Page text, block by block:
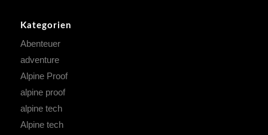
Kategorien
Abenteuer
adventure
Alpine Proof
alpine proof
alpine tech
Alpine tech